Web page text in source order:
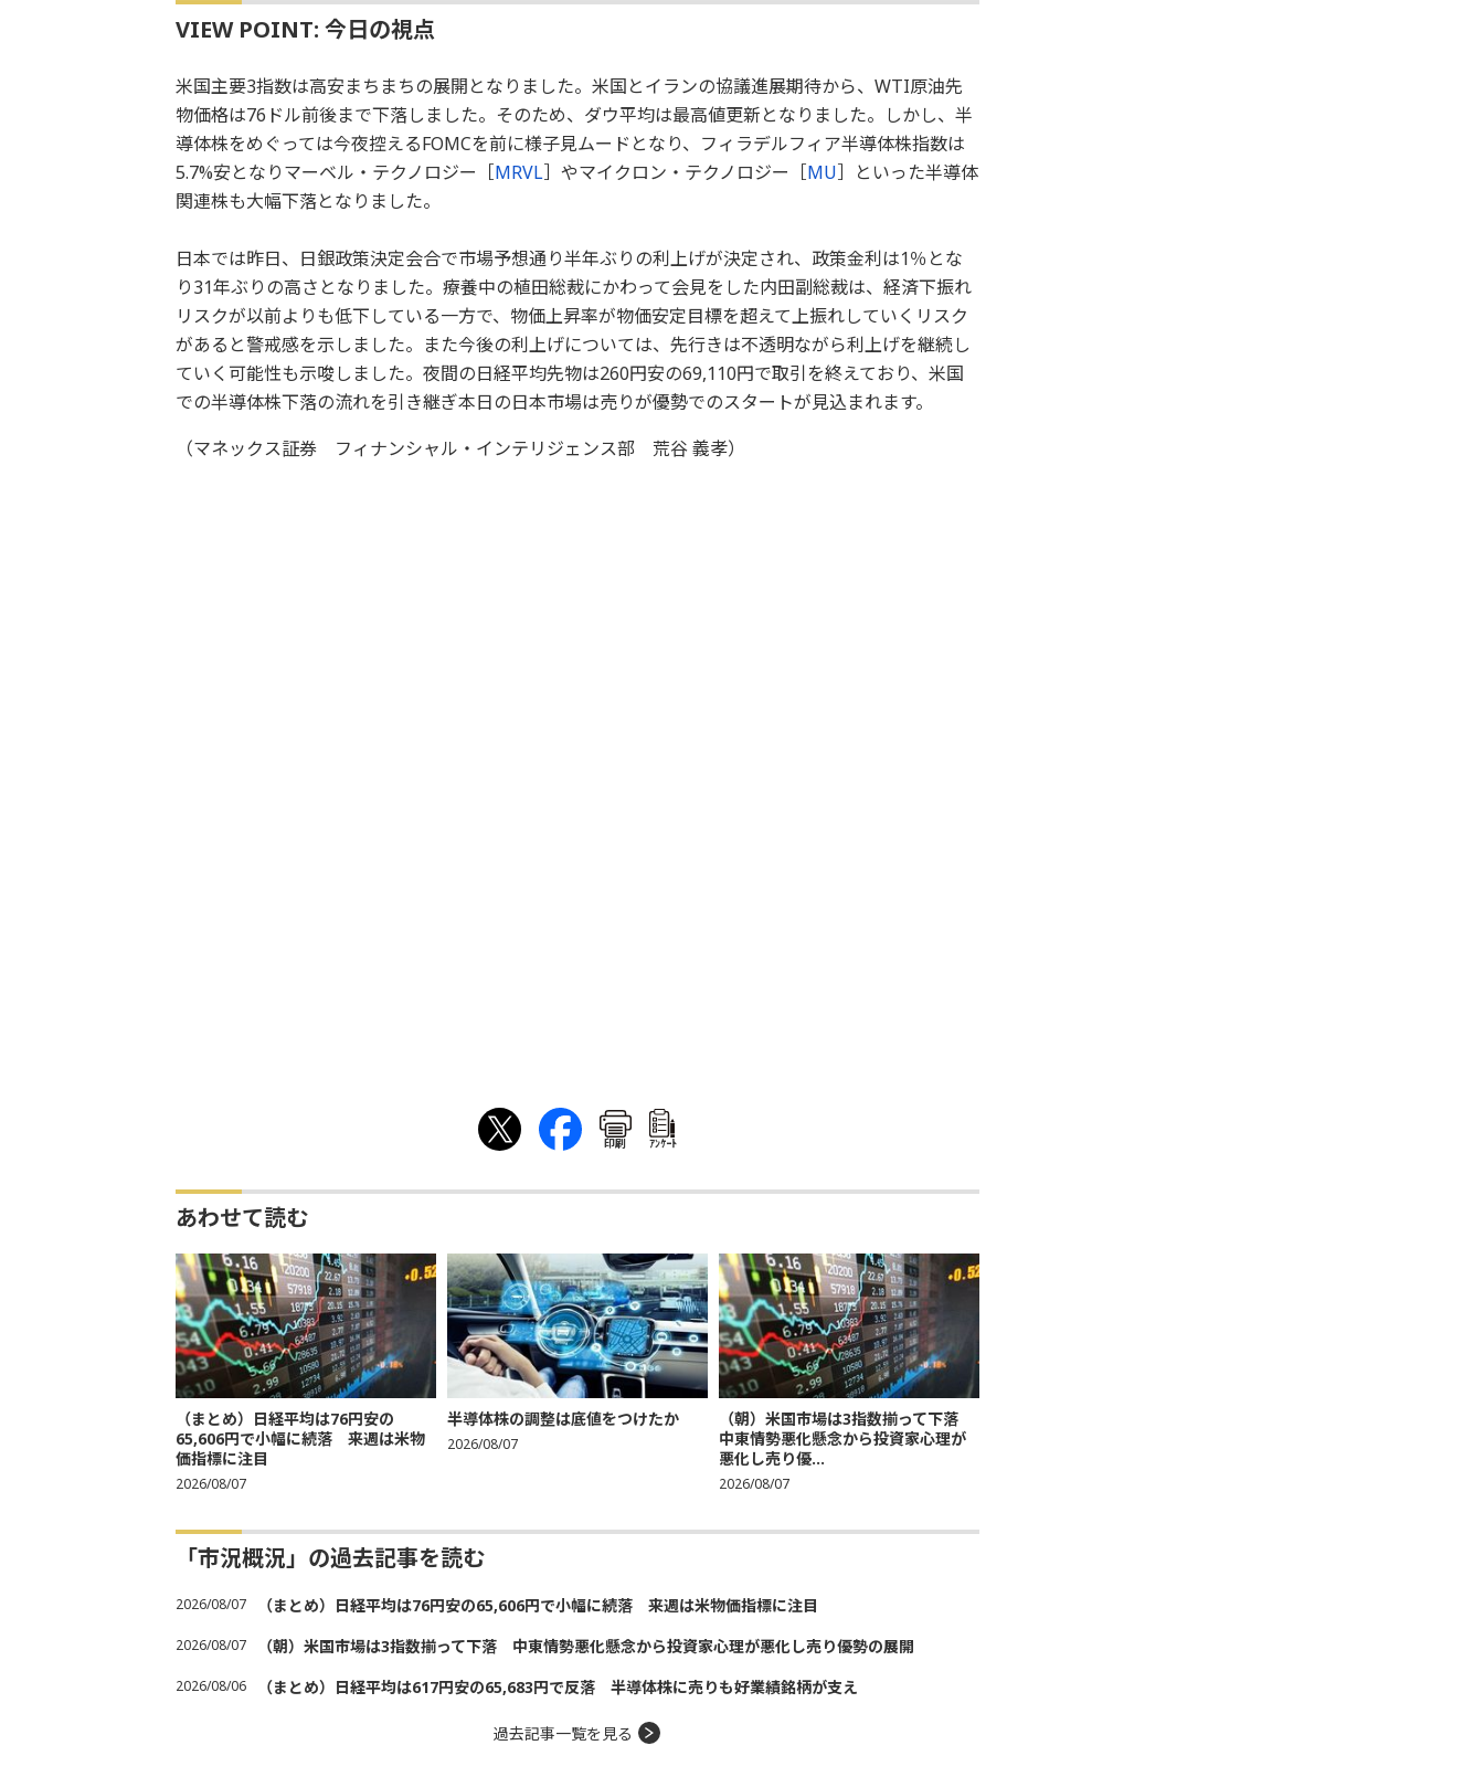
VIEW POINT: 今日の視点
米国主要3指数は高安まちまちの展開となりました。米国とイランの協議進展期待から、WTI原油先
物価格は76ドル前後まで下落しました。そのため、ダウ平均は最高値更新となりました。しかし、半
導体株をめぐっては今夜控えるFOMCを前に様子見ムードとなり、フィラデルフィア半導体株指数は
5.7%安となりマーベル・テクノロジー［MRVL］やマイクロン・テクノロジー［MU］といった半導体
関連株も大幅下落となりました。
日本では昨日、日銀政策決定会合で市場予想通り半年ぶりの利上げが決定され、政策金利は1％とな
り31年ぶりの高さとなりました。療養中の植田総裁にかわって会見をした内田副総裁は、経済下振れ
リスクが以前よりも低下している一方で、物価上昇率が物価安定目標を超えて上振れしていくリスク
があると警戒感を示しました。また今後の利上げについては、先行きは不透明ながら利上げを継続し
ていく可能性も示唆しました。夜間の日経平均先物は260円安の69,110円で取引を終えており、米国
での半導体株下落の流れを引き継ぎ本日の日本市場は売りが優勢でのスタートが見込まれます。
（マネックス証券 フィナンシャル・インテリジェンス部 荒谷 義孝）
印刷 ｱﾝｹｰﾄ
あわせて読む
（まとめ）日経平均は76円安の
65,606円で小幅に続落 来週は米物
価指標に注目
2026/08/07
半導体株の調整は底値をつけたか
2026/08/07
（朝）米国市場は3指数揃って下落
中東情勢悪化懸念から投資家心理が
悪化し売り優...
2026/08/07
「市況概況」の過去記事を読む
2026/08/07 （まとめ）日経平均は76円安の65,606円で小幅に続落 来週は米物価指標に注目
2026/08/07 （朝）米国市場は3指数揃って下落 中東情勢悪化懸念から投資家心理が悪化し売り優勢の展開
2026/08/06 （まとめ）日経平均は617円安の65,683円で反落 半導体株に売りも好業績銘柄が支え
過去記事一覧を見る